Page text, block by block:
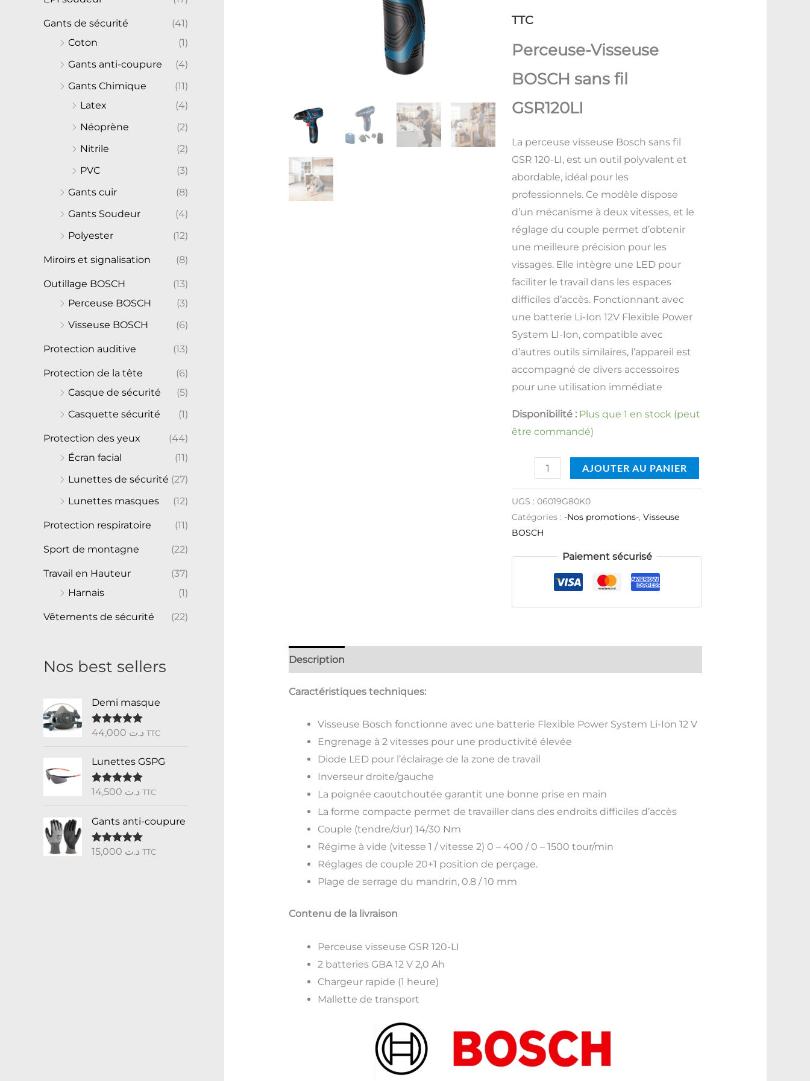
Gants de sécurité
(41)
Coton
(1)
Gants anti-coupure
(4)
Gants Chimique
(11)
Latex
(4)
Néoprène
(2)
Nitrile
(2)
PVC
(3)
Gants cuir
(8)
Gants Soudeur
(4)
Polyester
(12)
Miroirs et signalisation (8)
Outillage BOSCH
(13)
Perceuse BOSCH
(3)
Visseuse BOSCH
(6)
Protection auditive (13)
Protection de la tête
(6)
Casque de sécurité
(5)
Casquette sécurité
(1)
Protection des yeux
(44)
Écran facial
(11)
Lunettes de sécurité (27)
Lunettes masques
(12)
Protection respiratoire (11)
Sport de montagne (22)
Travail en Hauteur
(37)
Harnais
(1)
Vêtements de sécurité (22)
Nos best sellers
Demi masque
Note5.00 د.ت TTC
Lunettes GSPG
Note5.00د.ت TTC
Gants anti-coupure
Note5.00د.ت TTC
TTC
Perceuse-Visseuse
BOSCH sans fil
GSR120LI
La perceuse visseuse Bosch sans fil
GSR 120-LI, est un outil polyvalent et
abordable, idéal pour les
professionnels. Ce modèle dispose
d’un mécanisme à deux vitesses, et le
réglage du couple permet d’obtenir
une meilleure précision pour les
vissages. Elle intègre une LED pour
faciliter le travail dans les espaces
difficiles d’accès. Fonctionnant avec
une batterie Li-Ion 12V Flexible Power
System LI-Ion, compatible avec
d’autres outils similaires, l’appareil est
accompagné de divers accessoires
pour une utilisation immédiate
Disponibilité : Plus que 1 en stock (peut
être commandé)
AJOUTER AU PANIER
UGS :06019G80K0
Catégories :-Nos promotions-,Visseuse
BOSCH
Paiement sécurisé
Description
Caractéristiques techniques:
Visseuse Bosch fonctionne avec une batterie Flexible Power System Li-Ion 12 V
Engrenage à 2 vitesses pour une productivité élevée
Diode LED pour l’éclairage de la zone de travail
Inverseur droite/gauche
La poignée caoutchoutée garantit une bonne prise en main
La forme compacte permet de travailler dans des endroits difficiles d’accès
Couple (tendre/dur) 14/30 Nm
Régime à vide (vitesse 1 / vitesse 2) 0 – 400 / 0 – 1500 tour/min
Réglages de couple 20+1 position de perçage.
Plage de serrage du mandrin, 0.8 / 10 mm
Contenu de la livraison
Perceuse visseuse GSR 120-LI
2 batteries GBA 12 V 2,0 Ah
Chargeur rapide (1 heure)
Mallette de transport